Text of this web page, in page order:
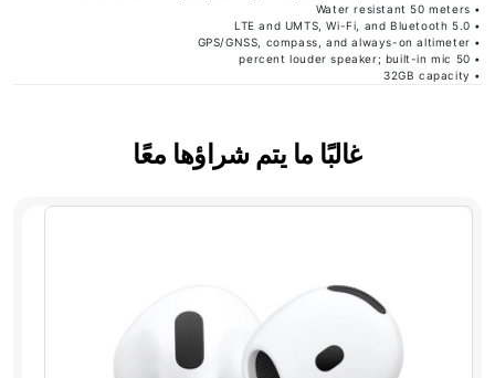
• Water resistant 50 meters
• LTE and UMTS, Wi-Fi, and Bluetooth 5.0
• GPS/GNSS, compass, and always-on altimeter
• 50 percent louder speaker; built-in mic
• 32GB capacity
غالبًا ما يتم شراؤها معًا